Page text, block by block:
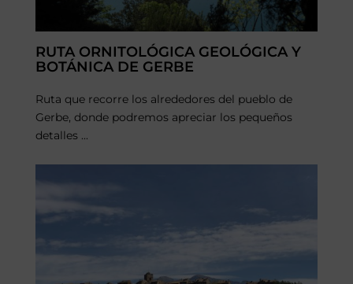
RUTA ORNITOLÓGICA GEOLÓGICA Y
BOTÁNICA DE GERBE
Ruta que recorre los alrededores del pueblo de
Gerbe, donde podremos apreciar los pequeños
detalles ...